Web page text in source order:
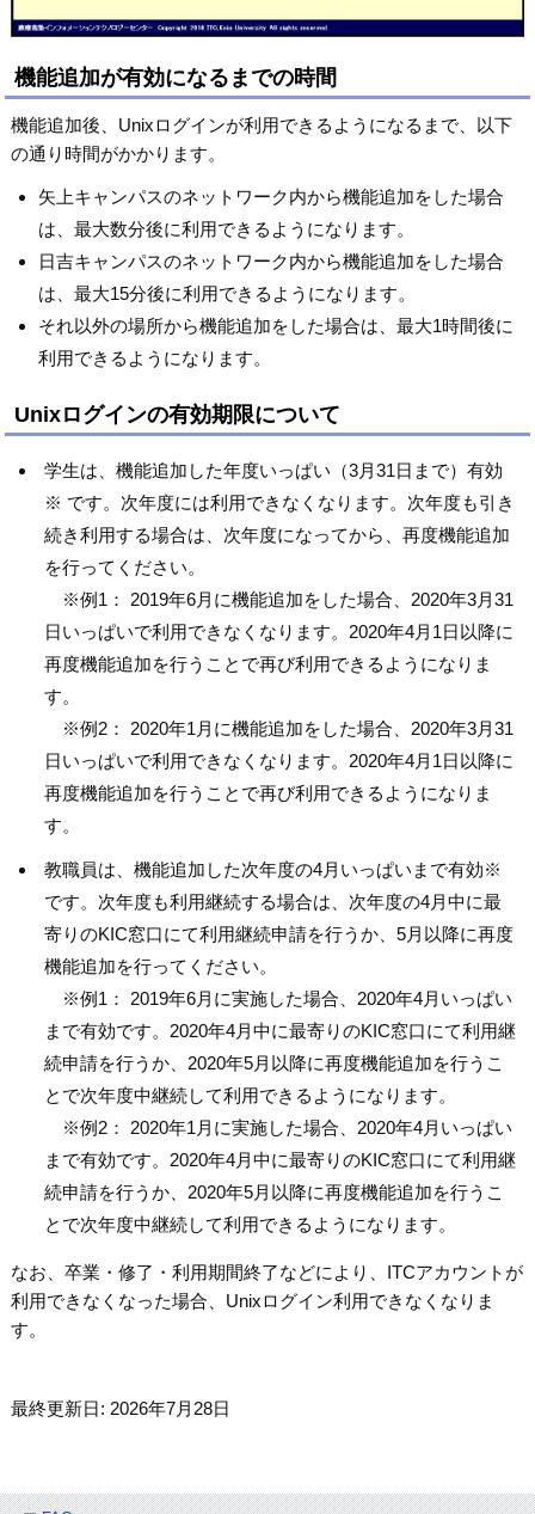
機能追加が有効になるまでの時間
機能追加後、Unixログインが利用できるようになるまで、以下
の通り時間がかかります。
矢上キャンパスのネットワーク内から機能追加をした場合
は、最大数分後に利用できるようになります。
日吉キャンパスのネットワーク内から機能追加をした場合
は、最大15分後に利用できるようになります。
それ以外の場所から機能追加をした場合は、最大1時間後に
利用できるようになります。
Unixログインの有効期限について
学生は、機能追加した年度いっぱい（3月31日まで）有効
※ です。次年度には利用できなくなります。次年度も引き
続き利用する場合は、次年度になってから、再度機能追加
を行ってください。
※例1： 2019年6月に機能追加をした場合、2020年3月31
日いっぱいで利用できなくなります。2020年4月1日以降に
再度機能追加を行うことで再び利用できるようになりま
す。
※例2： 2020年1月に機能追加をした場合、2020年3月31
日いっぱいで利用できなくなります。2020年4月1日以降に
再度機能追加を行うことで再び利用できるようになりま
す。
教職員は、機能追加した次年度の4月いっぱいまで有効※
です。次年度も利用継続する場合は、次年度の4月中に最
寄りのKIC窓口にて利用継続申請を行うか、5月以降に再度
機能追加を行ってください。
※例1： 2019年6月に実施した場合、2020年4月いっぱい
まで有効です。2020年4月中に最寄りのKIC窓口にて利用継
続申請を行うか、2020年5月以降に再度機能追加を行うこ
とで次年度中継続して利用できるようになります。
※例2： 2020年1月に実施した場合、2020年4月いっぱい
まで有効です。2020年4月中に最寄りのKIC窓口にて利用継
続申請を行うか、2020年5月以降に再度機能追加を行うこ
とで次年度中継続して利用できるようになります。
なお、卒業・修了・利用期間終了などにより、ITCアカウントが
利用できなくなった場合、Unixログイン利用できなくなりま
す。
最終更新日: 2026年7月28日